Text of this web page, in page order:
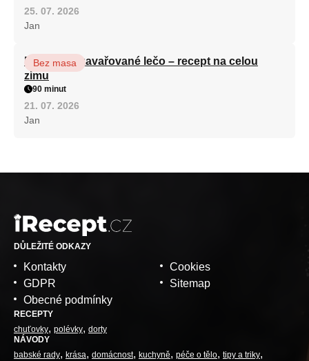
25. 07. 2026
Jan
Babiččino zavařované lečo – recept na celou
zimu
Bez masa
90 minut
21. 07. 2026
Jan
DŮLEŽITÉ ODKAZY
Kontakty
GDPR
Obecné podmínky
Cookies
Sitemap
RECEPTY
chuťovky polévky dorty
NÁVODY
babské rady krása domácnost kuchyně péče o tělo tipy a triky